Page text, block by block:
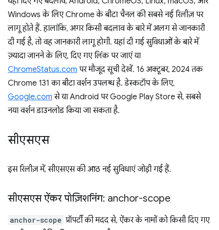
Windows के लिए Chrome के बीटा चैनल की सबसे नई रिलीज़ पर
लागू होते हैं. हालांकि, अगर किसी बदलाव के बारे में अलग से जानकारी
दी गई है, तो वह जानकारी लागू होगी. यहां दी गई सुविधाओं के बारे में
ज़्यादा जानने के लिए, दिए गए लिंक पर जाएं या
ChromeStatus.com पर मौजूद सूची देखें. 16 अक्टूबर, 2024 तक
Chrome 131 का बीटा वर्शन उपलब्ध है. डेस्कटॉप के लिए,
Google.com से या Android पर Google Play Store से, सबसे
नया वर्शन डाउनलोड किया जा सकता है.
सीएसएस
इस रिलीज़ में, सीएसएस की आठ नई सुविधाएं जोड़ी गई हैं.
सीएसएस ऐंकर पोज़िशनिंग: anchor-scope
anchor-scope प्रॉपर्टी की मदद से, ऐंकर के नामों को किसी दिए गए